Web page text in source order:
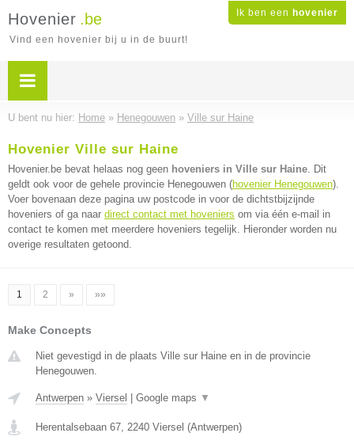
Ik ben een hovenier
Hovenier .be
Vind een hovenier bij u in de buurt!
U bent nu hier: Home » Henegouwen » Ville sur Haine
Hovenier Ville sur Haine
Hovenier.be bevat helaas nog geen hoveniers in Ville sur Haine. Dit
geldt ook voor de gehele provincie Henegouwen (hovenier Henegouwen).
Voer bovenaan deze pagina uw postcode in voor de dichtstbijzijnde
hoveniers of ga naar direct contact met hoveniers om via één e-mail in
contact te komen met meerdere hoveniers tegelijk. Hieronder worden nu
overige resultaten getoond.
1 2 » »»
Make Concepts
Niet gevestigd in de plaats Ville sur Haine en in de provincie
Henegouwen.
Antwerpen » Viersel Google maps ▼
Herentalsebaan 67, 2240 Viersel (Antwerpen)